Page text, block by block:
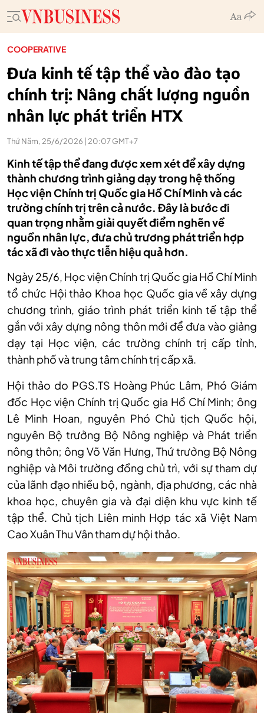
COOPERATIVE
Đưa kinh tế tập thể vào đào tạo
chính trị: Nâng chất lượng nguồn
nhân lực phát triển HTX
Thứ Năm, 25/6/2026 | 20:07 GMT+7
Kinh tế tập thể đang được xem xét để xây dựng
thành chương trình giảng dạy trong hệ thống
Học viện Chính trị Quốc gia Hồ Chí Minh và các
trường chính trị trên cả nước. Đây là bước đi
quan trọng nhằm giải quyết điểm nghẽn về
nguồn nhân lực, đưa chủ trương phát triển hợp
tác xã đi vào thực tiễn hiệu quả hơn.
Ngày 25/6, Học viện Chính trị Quốc gia Hồ Chí Minh
tổ chức Hội thảo Khoa học Quốc gia về xây dựng
chương trình, giáo trình phát triển kinh tế tập thể
gắn với xây dựng nông thôn mới để đưa vào giảng
dạy tại Học viện, các trường chính trị cấp tỉnh,
thành phố và trung tâm chính trị cấp xã.
Hội thảo do PGS.TS Hoàng Phúc Lâm, Phó Giám
đốc Học viện Chính trị Quốc gia Hồ Chí Minh; ông
Lê Minh Hoan, nguyên Phó Chủ tịch Quốc hội,
nguyên Bộ trưởng Bộ Nông nghiệp và Phát triển
nông thôn; ông Võ Văn Hưng, Thứ trưởng Bộ Nông
nghiệp và Môi trường đồng chủ trì, với sự tham dự
của lãnh đạo nhiều bộ, ngành, địa phương, các nhà
khoa học, chuyên gia và đại diện khu vực kinh tế
tập thể. Chủ tịch Liên minh Hợp tác xã Việt Nam
Cao Xuân Thu Vân tham dự hội thảo.